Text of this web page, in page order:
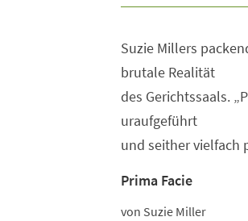
Suzie Millers
brutale Realität
des Gerichtssaals.
uraufgeführt
und seither vielfach
Prima Facie
von Suzie Miller